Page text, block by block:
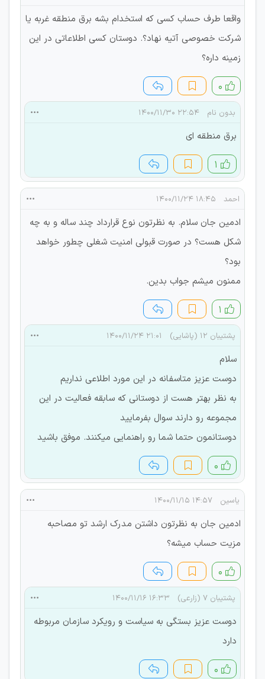
واقعا طرف حساب کسی که استخدام بشه برق منطقه غربه یا
شرکت خصوصی آتیه نهاد؟. دوستان کسی اطلاعاتی در این
زمینه داره؟
۰
بدون نام ۲۲:۵۴ ۱۴۰۰/۱۱/۳۰
برق منطقه ای
۱
احمد ۱۸:۴۵ ۱۴۰۰/۱۱/۲۴
ادمین جان سلام. به نظرتون نوع قرارداد چند ساله و به چه
شکل هست؟ در صورت قبولی امنیت شغلی چطور خواهد
بود؟
ممنون میشم جواب بدین.
۱
پشتیبان 12 (پاشایی) ۲۱:۰۱ ۱۴۰۰/۱۱/۲۴
سلام
دوست عزیز متاسفانه در این مورد اطلاعی نداریم
به نظر بهتر هست از دوستانی که سابقه فعالیت در این
مجموعه رو دارند سوال بفرمایید
دوستانمون حتما شما رو راهنمایی میکنند. موفق باشید
۰
یاسین ۱۴:۵۷ ۱۴۰۰/۱۱/۱۵
ادمین جان به نظرتون داشتن مدرک ارشد تو مصاحبه
مزیت حساب میشه؟
۰
پشتیبان 7 (زارعی) ۱۶:۳۳ ۱۴۰۰/۱۱/۱۶
دوست عزیز بستگی به سیاست و رویکرد سازمان مربوطه
دارد
۰